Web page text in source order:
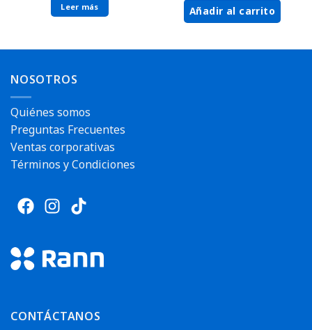
Leer más Añadir al carrito
NOSOTROS
Quiénes somos
Preguntas Frecuentes
Ventas corporativas
Términos y Condiciones
CONTÁCTANOS